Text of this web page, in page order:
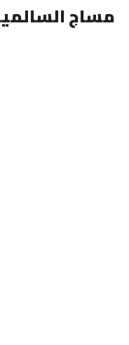
مساج السالمية 24 ساعه